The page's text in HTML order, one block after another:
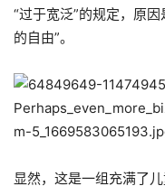
“过于宽泛”的规定，原
的自由”。
显然，这是一组充满了